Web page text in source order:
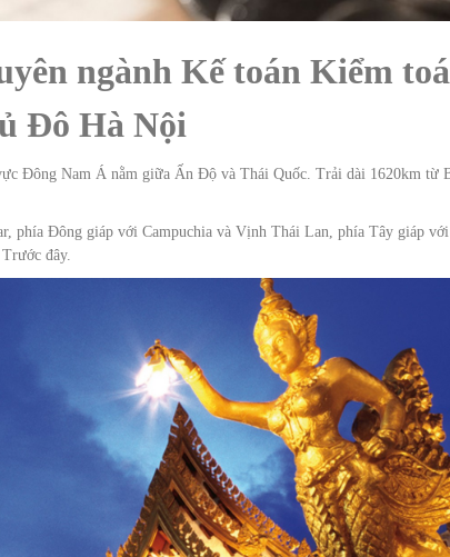
ngành Kế toán Kiểm
Đô Hà Nội
Đông Nam Á nằm giữa Ấn Độ và Thái Quốc. Trải dài 1620km từ
phía Đông giáp với Campuchia và Vịnh Thái Lan, phía Tây giáp với
đây.